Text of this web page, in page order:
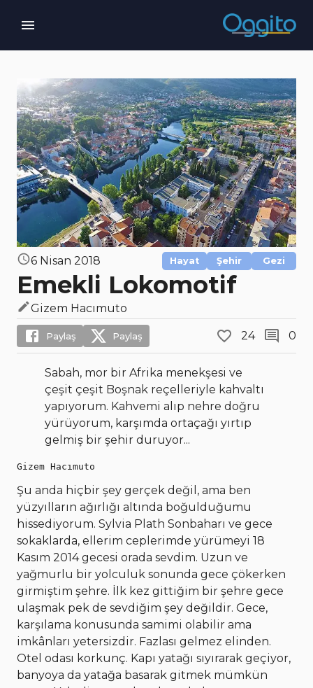
6 Nisan 2018 Hayat Şehir Gezi
Emekli Lokomotif
Gizem Hacımuto
Paylaş Paylaş 24 0
Sabah, mor bir Afrika menekşesi ve
çeşit çeşit Boşnak reçelleriyle kahvaltı
yapıyorum. Kahvemi alıp nehre doğru
yürüyorum, karşımda ortaçağı yırtıp
gelmiş bir şehir duruyor...
Gizem Hacımuto
Şu anda hiçbir şey gerçek değil, ama ben
yüzyılların ağırlığı altında boğulduğumu
hissediyorum. Sylvia Plath Sonbaharı ve gece
sokaklarda, ellerim ceplerimde yürümeyi 18
Kasım 2014 gecesi orada sevdim. Uzun ve
yağmurlu bir yolculuk sonunda gece çökerken
girmiştim şehre. İlk kez gittiğim bir şehre gece
ulaşmak pek de sevdiğim şey değildir. Gece,
karşılama konusunda samimi olabilir ama
imkânları yetersizdir. Fazlası gelmez elinden.
Otel odası korkunç. Kapı yatağı sıyırarak geçiyor,
banyoya da yatağa basarak gitmek mümkün